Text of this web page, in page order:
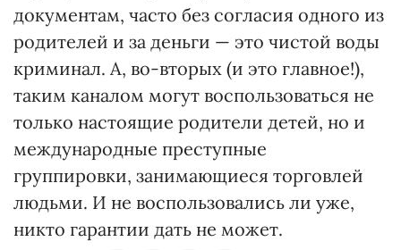
документам, часто без согласия одного из
родителей и за деньги — это чистой воды
криминал. А, во-вторых (и это главное!),
таким каналом могут воспользоваться не
только настоящие родители детей, но и
международные преступные
группировки, занимающиеся торговлей
людьми. И не воспользовались ли уже,
никто гарантии дать не может.